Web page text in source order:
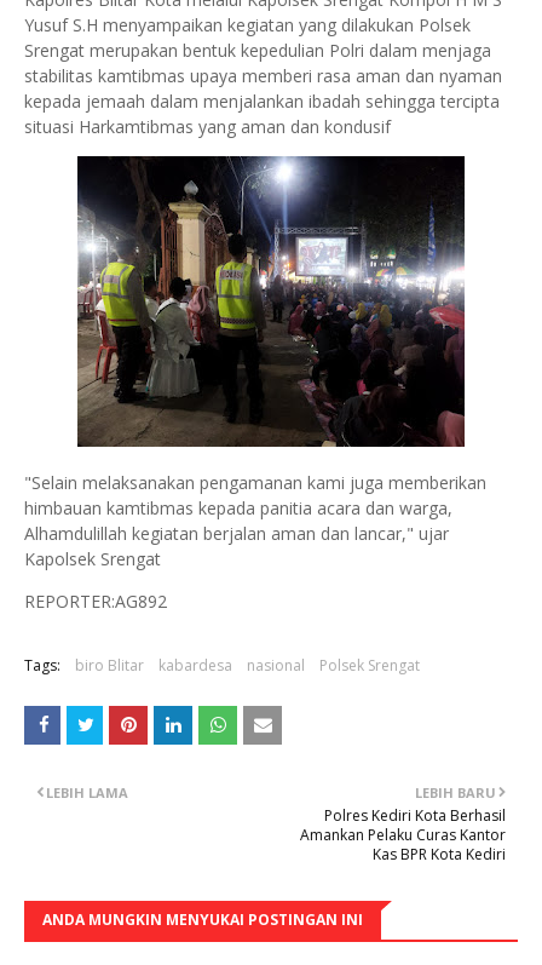
Yusuf S.H menyampaikan kegiatan yang dilakukan Polsek
Srengat merupakan bentuk kepedulian Polri dalam menjaga
stabilitas kamtibmas upaya memberi rasa aman dan nyaman
kepada jemaah dalam menjalankan ibadah sehingga tercipta
situasi Harkamtibmas yang aman dan kondusif
"Selain melaksanakan pengamanan kami juga memberikan
himbauan kamtibmas kepada panitia acara dan warga,
Alhamdulillah kegiatan berjalan aman dan lancar," ujar
Kapolsek Srengat
REPORTER:AG892
Tags: biro Blitar kabardesa nasional Polsek Srengat
LEBIH BARU
Polres Kediri Kota Berhasil
Amankan Pelaku Curas Kantor
Kas BPR Kota Kediri
LEBIH LAMA
ANDA MUNGKIN MENYUKAI POSTINGAN INI